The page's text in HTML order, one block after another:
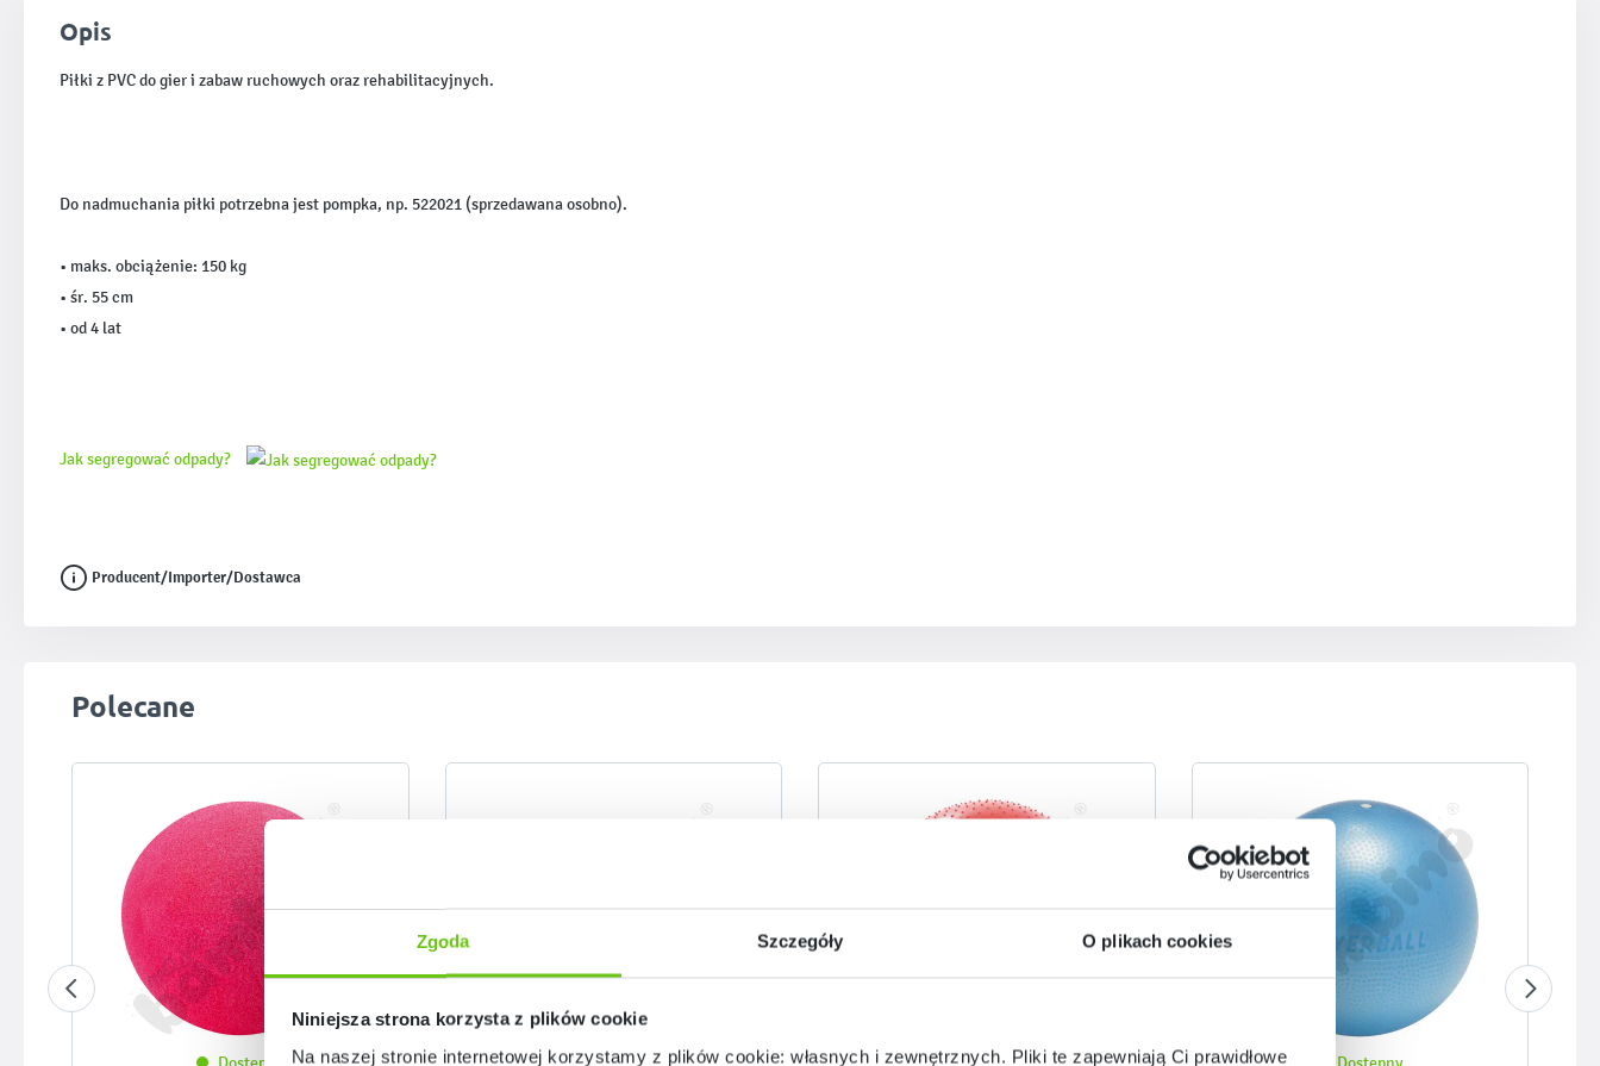
Zgoda Szczegóły O plikach cookies
Niniejsza strona korzysta z plików cookie
Na naszej stronie internetowej korzystamy z plików cookie: własnych i zewnętrznych. Pliki te zapewniają Ci prawidłowe
Opis
Piłki z PVC do gier i zabaw ruchowych oraz rehabilitacyjnych.
Do nadmuchania piłki potrzebna jest pompka, np. 522021 (sprzedawana osobno).
• maks. obciążenie: 150 kg
• śr. 55 cm
• od 4 lat
Jak segregować odpady?
Producent/Importer/Dostawca
Pomiń galerię produktów
Polecane